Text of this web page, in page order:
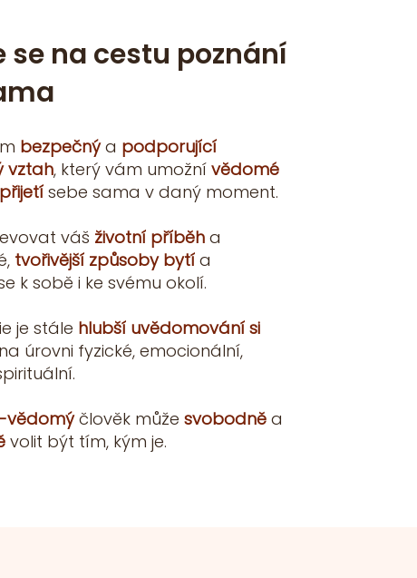
se na cestu poznání
bezpečný a podporující
vztah, který vám umožní vědomé
přijetí sebe sama v daný moment.
váš životní příběh a
tvořivější způsoby bytí a
k sobě i ke svému okolí.
je stále hlubší uvědomování si
na úrovni fyzické, emocionální,
vědomýčlověk může svobodně a
volit být tím, kým je.